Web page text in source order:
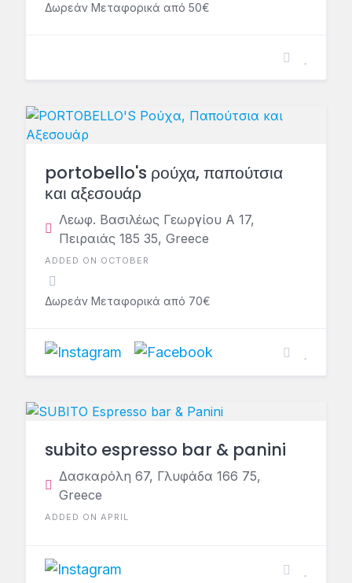
Δωρεάν Μεταφορικά από 50€
portobello's ρούχα, παπούτσια
και αξεσουάρ
Λεωφ. Βασιλέως Γεωργίου Α 17,
Πειραιάς 185 35, Greece
ADDED ON OCTOBER
Δωρεάν Μεταφορικά από 70€
subito espresso bar & panini
Δασκαρόλη 67, Γλυφάδα 166 75,
Greece
ADDED ON APRIL